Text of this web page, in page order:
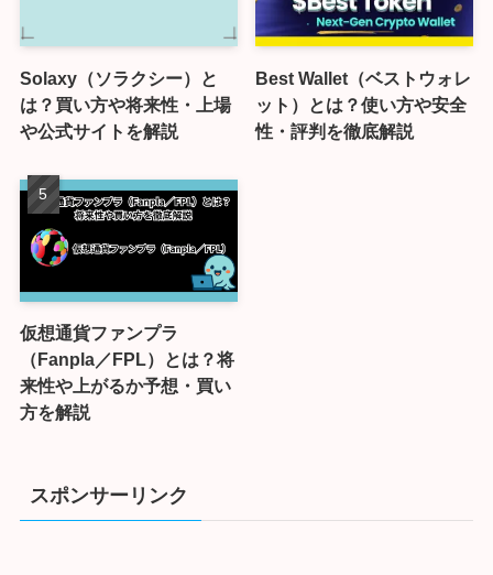
Solaxy（ソラクシー）と
は？買い方や将来性・上場
や公式サイトを解説
Best Wallet（ベストウォレ
ット）とは？使い方や安全
性・評判を徹底解説
仮想通貨ファンプラ
（Fanpla／FPL）とは？将
来性や上がるか予想・買い
方を解説
スポンサーリンク